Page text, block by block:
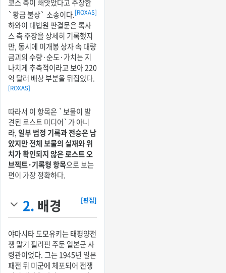
코스 측이 빼앗았다고 주장한
`황금 불상` 소송이다.[ROXAS]
하와이 대법원 판결문은 록사
스 측 주장을 상세히 기록했지
만, 동시에 미개봉 상자 속 대량
금괴의 수량·순도·가치는 지
나치게 추측적이라고 보아 220
억 달러 배상 부분을 뒤집었다.
[ROXAS]
따라서 이 항목은 `보물이 발
견된 로스트 미디어`가 아니
라, 일부 법정 기록과 전승은 남
았지만 전체 보물의 실재와 위
치가 확인되지 않은 로스트 오
브젝트·기록형 항목으로 보는
편이 가장 정확하다.
2. 배경 [편집]
야마시타 도모유키는 태평양전
쟁 말기 필리핀 주둔 일본군 사
령관이었다. 그는 1945년 일본
패전 뒤 미군에 체포되어 전쟁